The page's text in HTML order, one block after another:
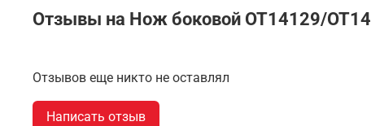
Отзывы на Нож боковой OT14129/
Отзывов еще никто не оставлял
Написать отзыв